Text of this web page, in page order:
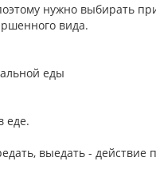
нужно выбирать
вида.
еды
еде.
выедать - действие